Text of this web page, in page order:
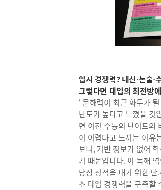
입시 경쟁력? 내신·논술·
그렇다면 대입의 최전방
“문해력이 최근 화두가
난도가 높다고 느꼈을 것
면 이전 수능의 난이도와
이 어렵다고 느끼는 이유
보니, 기반 정보가 없어
기 때문입니다. 이 독해
당장 성적을 내기 위한
소 대입 경쟁력을 구축할